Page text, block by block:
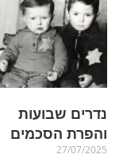
נדרים שבועות
והפרת הסכמים
27/07/2025